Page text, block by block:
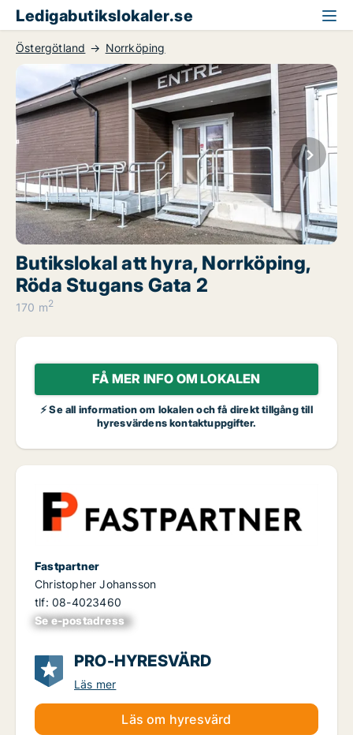
Ledigabutikslokaler.se
Östergötland Norrköping
Butikslokal att hyra, Norrköping,
Röda Stugans Gata 2
170 m2
FÅ MER INFO OM LOKALEN
⚡ Se all information om lokalen och få direkt tillgång till
hyresvärdens kontaktuppgifter.
Fastpartner
Christopher Johansson
tlf: 08-4023460
Se e-postadress
xxxxxxxxxxxxxxx
PRO-HYRESVÄRD
Läs mer
Läs om hyresvärd